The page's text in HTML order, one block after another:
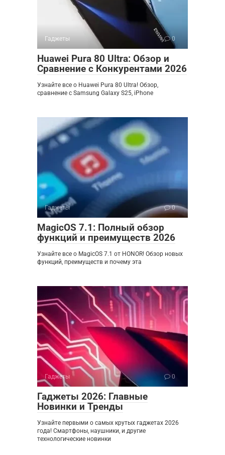
Гаджеты 0
Huawei Pura 80 Ultra: Обзор и
Сравнение с Конкурентами 2026
Узнайте все о Huawei Pura 80 Ultra! Обзор,
сравнение с Samsung Galaxy S25, iPhone
Гаджеты 0
MagicOS 7.1: Полный обзор
функций и преимуществ 2026
Узнайте все о MagicOS 7.1 от HONOR! Обзор новых
функций, преимуществ и почему эта
Гаджеты 0
Гаджеты 2026: Главные
Новинки и Тренды
Узнайте первыми о самых крутых гаджетах 2026
года! Смартфоны, наушники, и другие
технологические новинки